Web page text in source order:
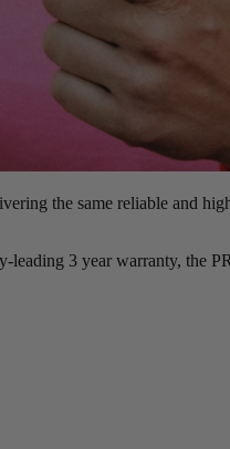
the same reliable and
3 year warranty, the